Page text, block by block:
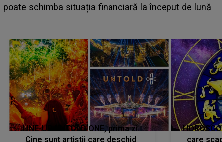
poate schimba situația financiară la început de lună
LINE-UP UNTOLD ONE, prima zi.
Cine sunt artiștii care deschid
care